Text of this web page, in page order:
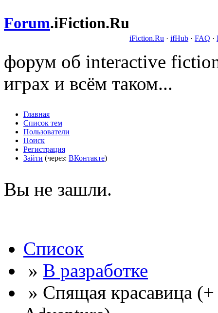
Forum.iFiction.Ru
iFiction.Ru · ifHub · FAQ ·
форум об interactive
играх и всём таком...
Главная
Список тем
Пользователи
Поиск
Регистрация
Зайти (через: ВКонтакте)
Вы не зашли.
Список
» В разработке
» Спящая красавица